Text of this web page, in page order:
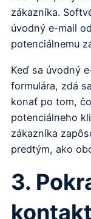
zákazníka.
úvodný e-mail
potenciálnemu
Keď sa úvodný
formulára, zdá
konať po tom,
potenciálneho
zákazníka
predtým, ako
3.